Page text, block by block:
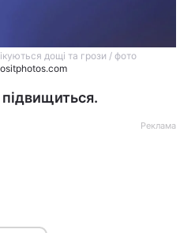
дощі та грози / фото
Реклама